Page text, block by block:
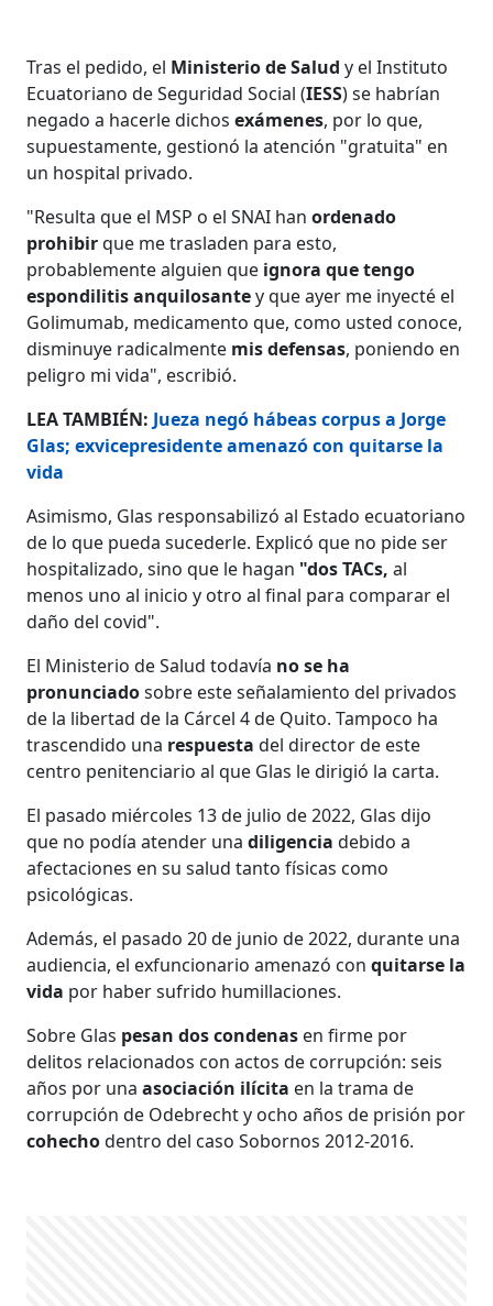
Tras el pedido, el Ministerio de Salud y el Instituto
Ecuatoriano de Seguridad Social (IESS) se habrían
negado a hacerle dichosexámenes, por lo que,
supuestamente, gestionó la atención "gratuita" en
un hospital privado.
"Resulta que el MSP o el SNAI hanordenado
prohibirque me trasladen para esto,
probablemente alguien que ignora que tengo
espondilitis anquilosantey que ayer me inyecté el
Golimumab, medicamento que, como usted conoce,
disminuye radicalmente mis defensas, poniendo en
peligro mi vida", escribió.
LEA TAMBIÉN: Jueza negó hábeas corpus a Jorge
Glas; exvicepresidente amenazó con quitarse la
vida
Asimismo, Glas responsabilizó al Estado ecuatoriano
de lo que pueda sucederle. Explicó que no pide ser
hospitalizado, sino que le hagan "dos TACs,al
menos uno al inicio y otro al final para comparar el
daño del covid".
El Ministerio de Salud todavía no se ha
pronunciadosobre este señalamiento del privados
de la libertad de la Cárcel 4 de Quito. Tampoco ha
trascendido una respuesta del director de este
centro penitenciario al que Glas le dirigió la carta.
El pasado miércoles 13 de julio de 2022, Glas dijo
que no podía atender unadiligencia debido a
afectaciones en su salud tanto físicas como
psicológicas.
Además, el pasado 20 de junio de 2022, durante una
audiencia, el exfuncionario amenazó conquitarse la
vida por haber sufrido humillaciones.
Sobre Glas pesan dos condenas en firme por
delitos relacionados con actos de corrupción: seis
años por una asociación ilícita en la trama de
corrupción de Odebrecht y ocho años de prisión por
cohechodentro del caso Sobornos 2012-2016.